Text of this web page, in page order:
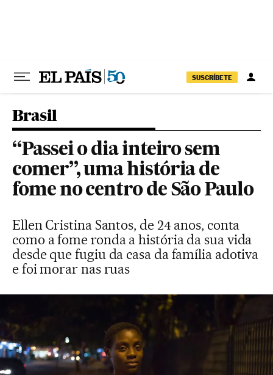
SUSCRÍBETE
Brasil
“Passei o dia inteiro sem
comer”, uma história de
fome no centro de São Paulo
Ellen Cristina Santos, de 24 anos, conta
como a fome ronda a história da sua vida
desde que fugiu da casa da família adotiva
e foi morar nas ruas